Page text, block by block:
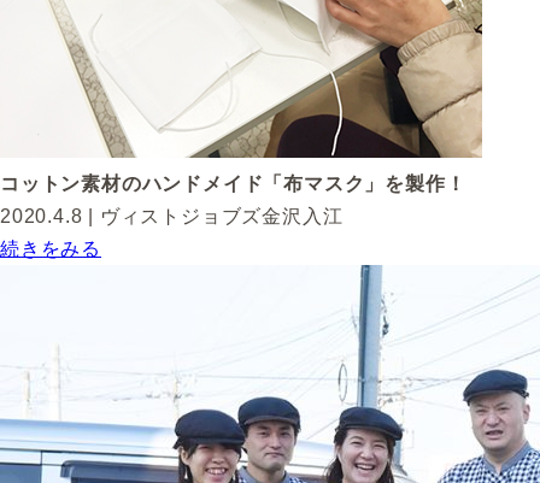
コットン素材のハンドメイド「布マスク」を製作！
2020.4.8 | ヴィストジョブズ金沢入江
続きをみる